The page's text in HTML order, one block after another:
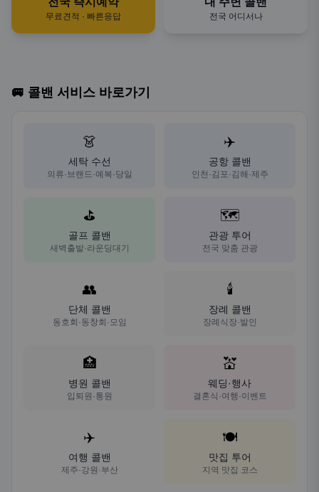
무료견적 · 빠른응답 전국 어디서나
🚐 콜밴 서비스 바로가기
👗
세탁 수선
의류·브랜드·예복·당일
✈️
공항 콜밴
인천·김포·김해·제주
⛳
골프 콜밴
새벽출발·라운딩대기
🗺️
관광 투어
전국 맞춤 관광
👥
단체 콜밴
동호회·동창회·모임
🕯️
장례 콜밴
장례식장·발인
🏥
병원 콜밴
입퇴원·통원
💒
웨딩·행사
결혼식·여행·이벤트
✈️
여행 콜밴
제주·강원·부산
🍽️
맛집 투어
지역 맛집 코스